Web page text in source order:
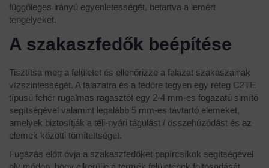
függőleges irányú egyenletességét, betartva a lemért
tengelyeket.
A szakaszfedők beépítése
Tisztítsa meg a felületet és ellenőrizze a falazat szakaszainak
vízszintességét. A falazatra és a fedőre tegyen egy réteg C2TE
típusú fehér rugalmas ragasztót egy 2-4 mm-es fogazatú simító
segítségével valamint legalább 5 mm-es távtartó elemeket,
amelyek biztosítják a téli-nyári tágulást / összehúzódást és az
elemek közötti tömítettséget.
Fugázás előtt óvja a szakaszfedőket papírcsíkok segítségével